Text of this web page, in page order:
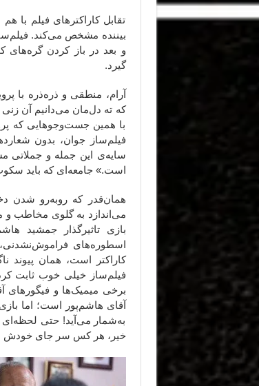
تقابل کاراکترهای فیلم با
بیننده مشخص می‌کند.
و بعد در باز کردن
گیرد.
آرام، منطقی و ذره‌ذره با
که ته دل‌مان می‌دانیم آن زنی
با همین جست‌وجوهایی که
فیلم‌ساز جوان، بدون
سایه‌ی این جمله و جملاتی
است.» جامعه‌ای که باید
همان‌قدر که روبه‌رو شدن
می‌اندازد به گلوی مخاطب و
بازی تاثیرگذار جمشید
اسطوره‌های فراموش‌نشدنی،
کاراکتر است، همان
فیلم‌ساز خیلی خوب ثابت
برخی میمیک‌ها و فیگورهای
آقای هاشم‌پور است؛ اما
به‌شمار می‌آید! حتی
خیر، هر کس سر جای خودش